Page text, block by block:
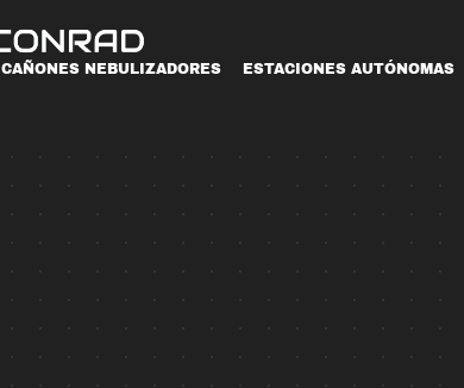
CAÑONES NEBULIZADORES ESTACIONES AUTÓNOMAS